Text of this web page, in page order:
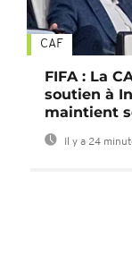
CAF
FIFA : La
soutien à
maintient
Il y a 24